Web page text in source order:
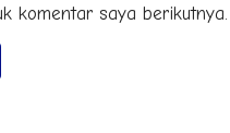
komentar saya berikutnya.